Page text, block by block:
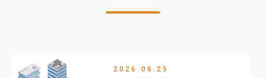
2026.06.25